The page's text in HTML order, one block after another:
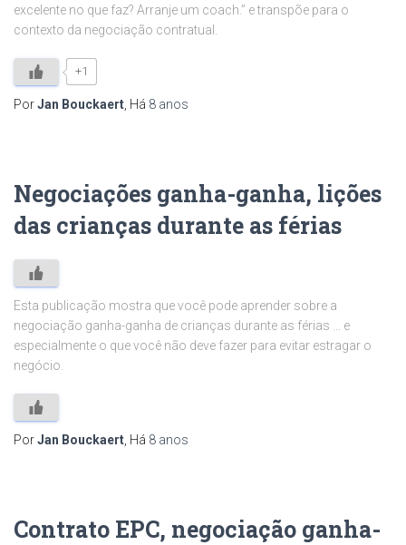
excelente no que faz? Arranje um coach.” e transpõe para o
contexto da negociação contratual.
+1
PorJan Bouckaert , Há 8 anos
Negociações ganha-ganha, lições
das crianças durante as férias
Esta publicação mostra que você pode aprender sobre a
negociação ganha-ganha de crianças durante as férias … e
especialmente o que você não deve fazer para evitar estragar o
negócio.
PorJan Bouckaert , Há 8 anos
Contrato EPC, negociação ganha-